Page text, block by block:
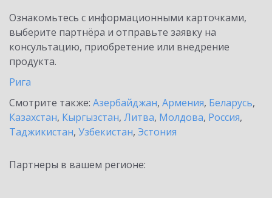
Ознакомьтесь с информационными карточками,
выберите партнёра и отправьте заявку на
консультацию, приобретение или внедрение
продукта.
Рига
Смотрите также: Азербайджан, Армения, Беларусь,
Казахстан, Кыргызстан, Литва, Молдова, Россия,
Таджикистан, Узбекистан, Эстония
Партнеры в вашем регионе: